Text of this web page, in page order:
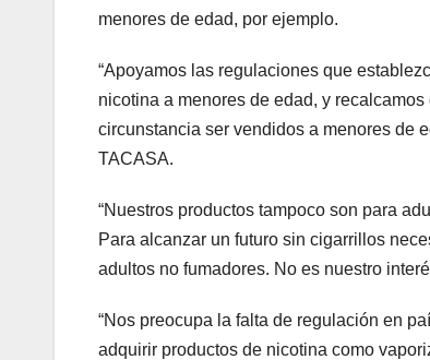
menores de edad, por ejemplo.
“Apoyamos las regulaciones que
nicotina a menores de edad, y
circunstancia ser vendidos a menores de
TACASA.
“Nuestros productos tampoco son para
Para alcanzar un futuro sin cigarrillos
adultos no fumadores. No es nuestro
“Nos preocupa la falta de regulación en
adquirir productos de nicotina como